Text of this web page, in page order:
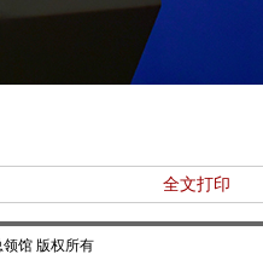
全文打印
馆 版权所有